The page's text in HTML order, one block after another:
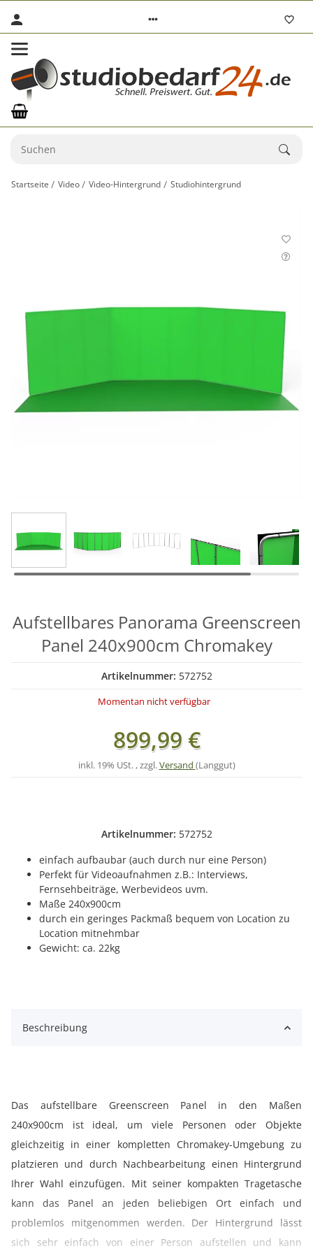
Startseite Video Video-Hintergrund Studiohintergrund
Artikelnummer: 572752
einfach aufbaubar (auch durch nur eine Person)
Perfekt für Videoaufnahmen z.B.: Interviews,
Fernsehbeiträge, Werbevideos uvm.
Maße 240x900cm
durch ein geringes Packmaß bequem von Location zu
Location mitnehmbar
Gewicht: ca. 22kg
Aufstellbares Panorama Greenscreen
Panel 240x900cm Chromakey
Artikelnummer: 572752
Momentan nicht verfügbar
899,99 €
inkl. 19% USt. , zzgl.Versand (Langgut)
Beschreibung
Das aufstellbare Greenscreen Panel in den Maßen
240x900cm ist ideal, um viele Personen oder Objekte
gleichzeitig in einer kompletten Chromakey-Umgebung zu
platzieren und durch Nachbearbeitung einen Hintergrund
Ihrer Wahl einzufügen. Mit seiner kompakten Tragetasche
kann das Panel an jeden beliebigen Ort einfach und
problemlos mitgenommen werden. Der Hintergrund lässt
sich sehr einfach von einer Person aufstellen und kann